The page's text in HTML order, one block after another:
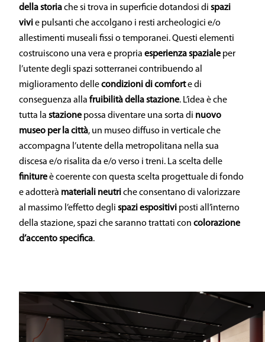
della storiache si trova in superficie dotandosi di spazi
vivie pulsanti che accolgano i resti archeologici e/o
allestimenti museali fissi o temporanei. Questi elementi
costruiscono una vera e propria esperienza spaziale per
l’utente degli spazi sotterranei contribuendo al
miglioramento dellecondizioni di comforte di
conseguenza alla fruibilità della stazione. L’idea è che
tutta la stazione possa diventare una sorta di nuovo
museo per la città, un museo diffuso in verticale che
accompagna l’utente della metropolitana nella sua
discesa e/o risalita da e/o verso i treni. La scelta delle
finitureè coerente con questa scelta progettuale di fondo
e adotterà materiali neutriche consentano di valorizzare
al massimo l’effetto degli spazi espositivi posti all’interno
della stazione, spazi che saranno trattati con colorazione
d’accento specifica.